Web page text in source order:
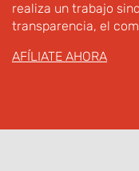
realiza un trabajo
transparencia, el
AFÍLIATE AHORA